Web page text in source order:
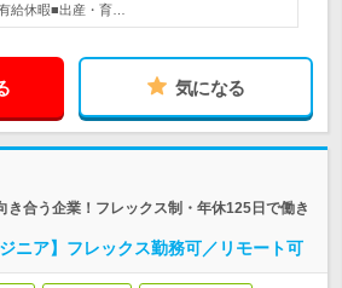
給休暇■出産・育…
気になる
き合う企業！フレックス制・年休125日で働き
ニア】フレックス勤務可／リモート可